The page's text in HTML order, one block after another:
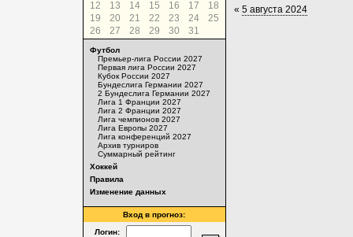
12
13 14 15 16 17
18
19
20 21 22 23 24
25
26
27 28 29 30 31
Футбол
Премьер-лига России 2027
Первая лига России 2027
Кубок России 2027
Бундеслига Германии 2027
2 Бундеслига Германии 2027
Лига 1 Франции 2027
Лига 2 Франции 2027
Лига чемпионов 2027
Лига Европы 2027
Лига конференций 2027
Архив турниров
Суммарный рейтинг
Хоккей
Правила
Изменение данных
Вход в прогноз:
Логин:
« 5 августа 2024